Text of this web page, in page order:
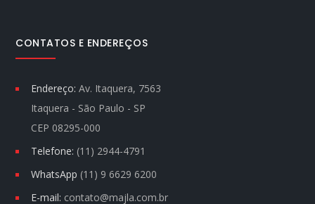
CONTATOS E ENDEREÇOS
Endereço: Av. Itaquera, 7563
Itaquera - São Paulo - SP
CEP 08295-000
Telefone: (11) 2944-4791
WhatsApp (11) 9 6629 6200
E-mail: contato@majla.com.br